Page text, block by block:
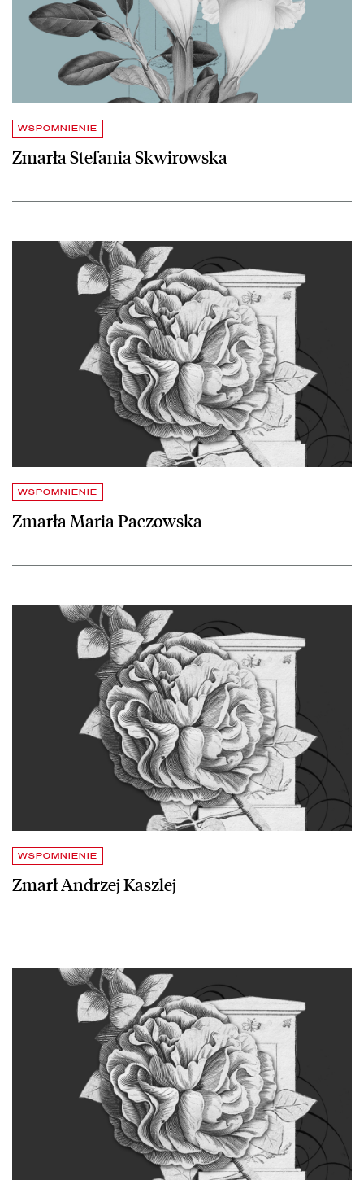
WSPOMNIENIE
Zmarła Stefania Skwirowska
WSPOMNIENIE
Zmarła Maria Paczowska
czytaj więcej o Zmarła Maria Paczowska
WSPOMNIENIE
Zmarł Andrzej Kaszlej
czytaj więcej o Zmarł Andrzej Kaszlej
czytaj więcej o Zmarł Karol Śliwka, wybitny grafik, twórca logo